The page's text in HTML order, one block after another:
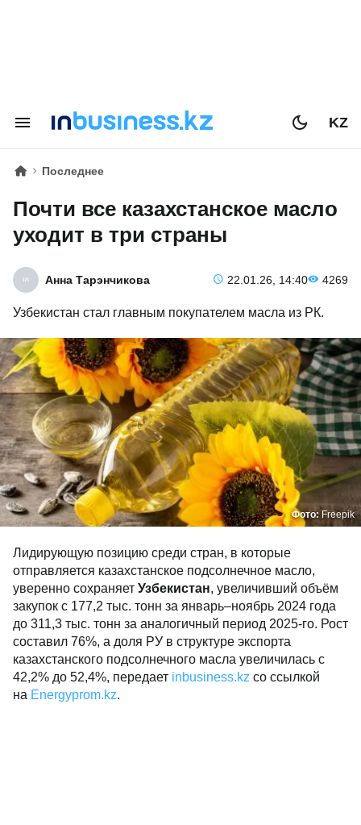
KZ
Последнее
Почти все казахстанское масло
уходит в три страны
Анна Тарэнчикова 22.01.26, 14:40 4269
Узбекистан стал главным покупателем масла из РК.
Фото:Freepik
Лидирующую позицию среди стран, в которые
отправляется казахстанское подсолнечное масло,
уверенно сохраняет Узбекистан, увеличивший объём
закупок с 177,2 тыс. тонн за январь–ноябрь 2024 года
до 311,3 тыс. тонн за аналогичный период 2025-го. Рост
составил 76%, а доля РУ в структуре экспорта
казахстанского подсолнечного масла увеличилась с
42,2% до 52,4%, передает inbusiness.kz со ссылкой
на Еnergyprom.kz.